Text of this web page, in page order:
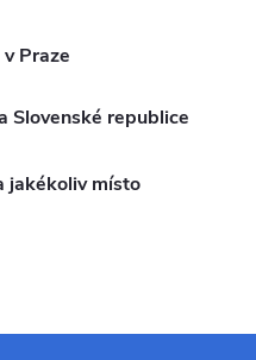
Praze
Slovenské republice
jakékoliv místo